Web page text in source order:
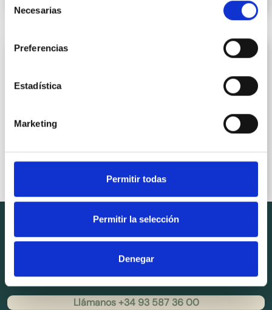
Necesarias
Preferencias
Estadística
Marketing
Permitir todas
Permitir la selección
Denegar
Nous sommes un distributeur B2B d’ingrédients (matières
premières) pour la production de produits dans les
secteurs cosmétique, pharmaceutique et alimentaire.
Llámanos +34 93 587 36 00